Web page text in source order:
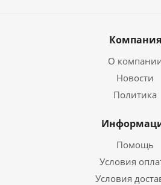
Компания
О
Новости
Политика
Помощь
Условия
Условия